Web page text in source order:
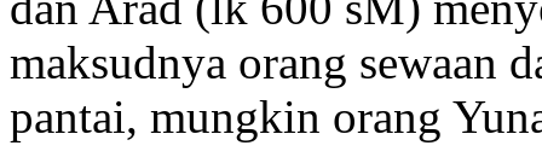
maksudnya orang sewaan
pantai, mungkin orang